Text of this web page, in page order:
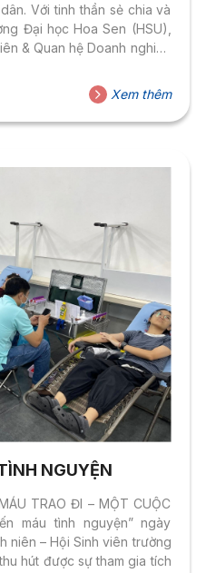
Với tinh thần sẻ chia và
Đại học Hoa Sen (HSU),
& Quan hệ Doanh nghiệp
bão lũ”, kêu gọi đóng góp
kịp thời cho bà con vùng
vượt bão...
Xem thêm
NGUYỆN
TRAO ĐI – MỘT CUỘC
máu tình nguyện” ngày
niên – Hội Sinh viên trường
hút được sự tham gia tích